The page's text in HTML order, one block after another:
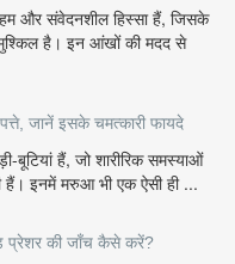
और संवेदनशील हिस्सा हैं, जिसके
मुश्किल है। इन आंखों की मदद से
जानें इसके चमत्कारी फायदे
बूटियां हैं, जो शारीरिक समस्याओं
इनमें मरुआ भी एक ऐसी ही ...
प्रेशर की जाँच कैसे करें?